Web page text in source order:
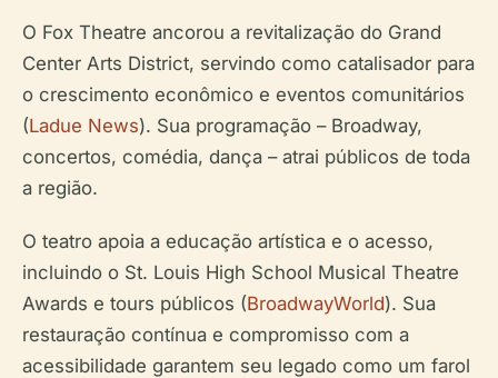
O Fox Theatre ancorou a revitalização do Grand
Center Arts District, servindo como catalisador para
o crescimento econômico e eventos comunitários
(Ladue News). Sua programação – Broadway,
concertos, comédia, dança – atrai públicos de toda
a região.
O teatro apoia a educação artística e o acesso,
incluindo o St. Louis High School Musical Theatre
Awards e tours públicos (BroadwayWorld). Sua
restauração contínua e compromisso com a
acessibilidade garantem seu legado como um farol